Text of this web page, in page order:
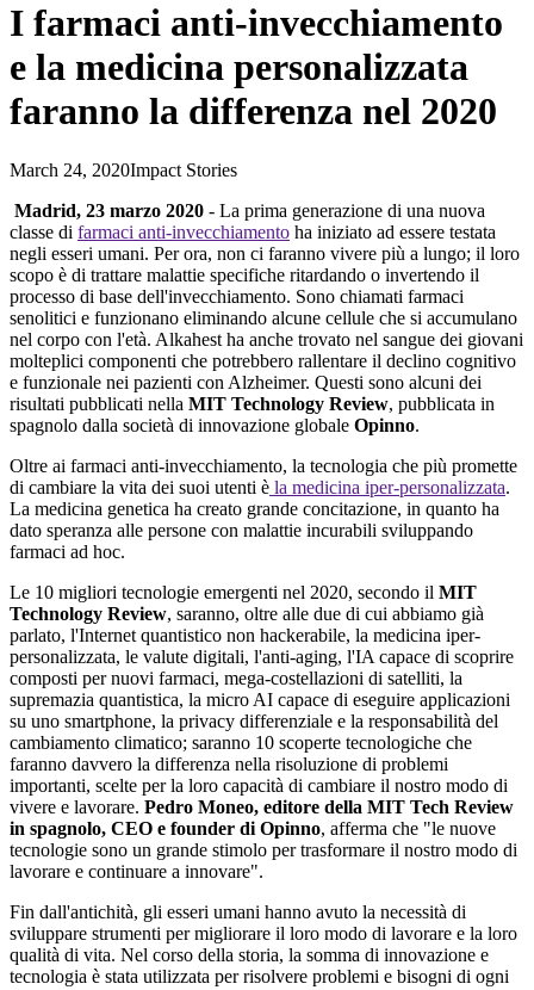
I farmaci anti-invecchiamento
e la medicina personalizzata
faranno la differenza nel 2020
March 24, 2020Impact Stories
Madrid, 23 marzo 2020 - La prima generazione di una nuova
classe di farmaci anti-invecchiamento ha iniziato ad essere testata
negli esseri umani. Per ora, non ci faranno vivere più a lungo; il loro
scopo è di trattare malattie specifiche ritardando o invertendo il
processo di base dell'invecchiamento. Sono chiamati farmaci
senolitici e funzionano eliminando alcune cellule che si accumulano
nel corpo con l'età. Alkahest ha anche trovato nel sangue dei giovani
molteplici componenti che potrebbero rallentare il declino cognitivo
e funzionale nei pazienti con Alzheimer. Questi sono alcuni dei
risultati pubblicati nella MIT Technology Review, pubblicata in
spagnolo dalla società di innovazione globale Opinno.
Oltre ai farmaci anti-invecchiamento, la tecnologia che più promette
di cambiare la vita dei suoi utenti è la medicina iper-personalizzata.
La medicina genetica ha creato grande concitazione, in quanto ha
dato speranza alle persone con malattie incurabili sviluppando
farmaci ad hoc.
Le 10 migliori tecnologie emergenti nel 2020, secondo il MIT
Technology Review, saranno, oltre alle due di cui abbiamo già
parlato, l'Internet quantistico non hackerabile, la medicina iper-
personalizzata, le valute digitali, l'anti-aging, l'IA capace di scoprire
composti per nuovi farmaci, mega-costellazioni di satelliti, la
supremazia quantistica, la micro AI capace di eseguire applicazioni
su uno smartphone, la privacy differenziale e la responsabilità del
cambiamento climatico; saranno 10 scoperte tecnologiche che
faranno davvero la differenza nella risoluzione di problemi
importanti, scelte per la loro capacità di cambiare il nostro modo di
vivere e lavorare. Pedro Moneo, editore della MIT Tech Review
in spagnolo, CEO e founder di Opinno, afferma che "le nuove
tecnologie sono un grande stimolo per trasformare il nostro modo di
lavorare e continuare a innovare".
Fin dall'antichità, gli esseri umani hanno avuto la necessità di
sviluppare strumenti per migliorare il loro modo di lavorare e la loro
qualità di vita. Nel corso della storia, la somma di innovazione e
tecnologia è stata utilizzata per risolvere problemi e bisogni di ogni